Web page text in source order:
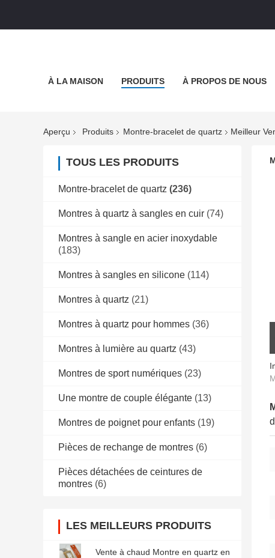
À LA MAISON PRODUITS À PROPOS DE NOUS
Aperçu Produits Montre-bracelet de quartz Meilleur
TOUS LES PRODUITS
Montre-bracelet de quartz (236)
Montres à quartz à sangles en cuir (74)
Montres à sangle en acier inoxydable
(183)
Montres à sangles en silicone (114)
Montres à quartz (21)
Montres à quartz pour hommes (36)
Montres à lumière au quartz (43)
Montres de sport numériques (23)
Une montre de couple élégante (13)
Montres de poignet pour enfants (19)
Pièces de rechange de montres (6)
Pièces détachées de ceintures de
montres (6)
LES MEILLEURS PRODUITS
Vente à chaud Montre en quartz en